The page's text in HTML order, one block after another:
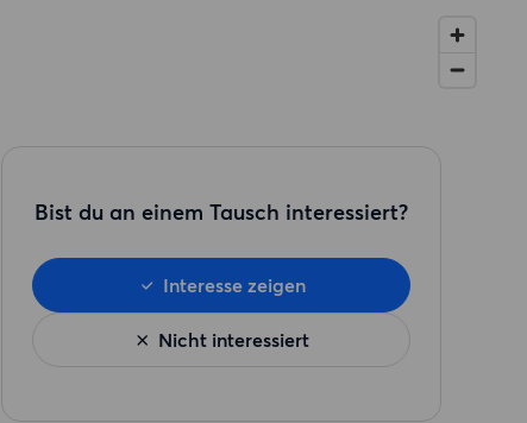
Bist du an einem Tausch interessiert?
Nicht interessiert
Interesse zeigen